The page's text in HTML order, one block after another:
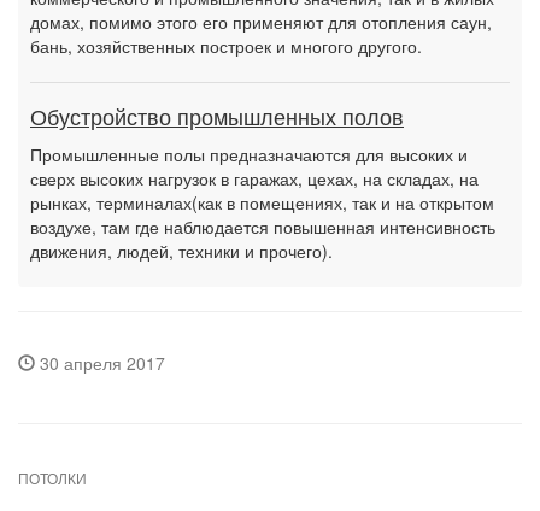
домах, помимо этого его применяют для отопления саун,
бань, хозяйственных построек и многого другого.
Обустройство промышленных полов
Промышленные полы предназначаются для высоких и
сверх высоких нагрузок в гаражах, цехах, на складах, на
рынках, терминалах(как в помещениях, так и на открытом
воздухе, там где наблюдается повышенная интенсивность
движения, людей, техники и прочего).
30 апреля 2017
ПОТОЛКИ